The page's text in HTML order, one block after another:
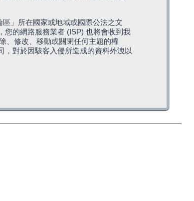
」所在國家或地域或國際公法之文
您的網路服務業者 (ISP) 也將會收到我
、修改、移動或關閉任何主題的權
，對於因駭客入侵所造成的資料外洩以